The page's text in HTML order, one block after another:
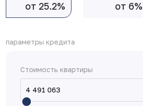
от 25.2% от 6%
параметры кредита
Стоимость квартиры